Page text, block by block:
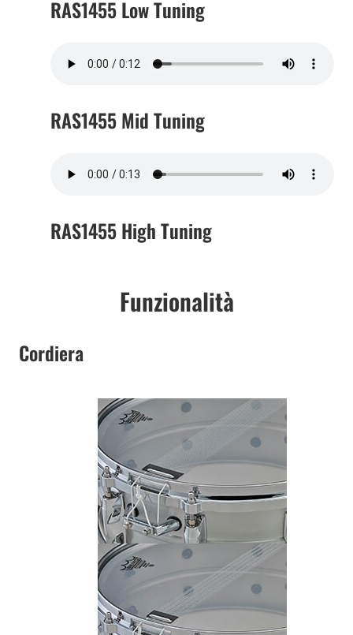
RAS1455 Low Tuning
RAS1455 Mid Tuning
RAS1455 High Tuning
Funzionalità
Cordiera